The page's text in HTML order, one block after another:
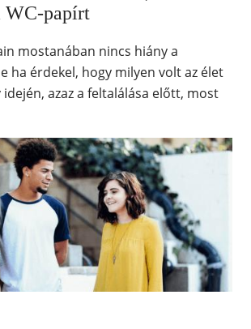
WC-papírt
mostanában nincs hiány a
ha érdekel, hogy milyen volt az élet
azaz a feltalálása előtt, most